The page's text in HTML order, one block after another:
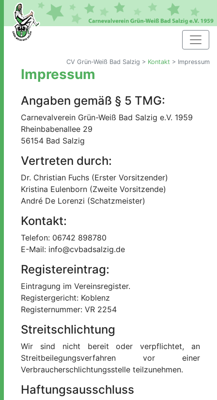
CV Grün-Weiß Bad Salzig > Kontakt > Impressum
Impressum
Angaben gemäß § 5 TMG:
Carnevalverein Grün-Weiß Bad Salzig e.V. 1959
Rheinbabenallee 29
56154 Bad Salzig
Vertreten durch:
Dr. Christian Fuchs (Erster Vorsitzender)
Kristina Eulenborn (Zweite Vorsitzende)
André De Lorenzi (Schatzmeister)
Kontakt:
Telefon: 06742 898780
E-Mail: info@cvbadsalzig.de
Registereintrag:
Eintragung im Vereinsregister.
Registergericht: Koblenz
Registernummer: VR 2254
Streitschlichtung
Wir sind nicht bereit oder verpflichtet, an
Streitbeilegungsverfahren vor einer
Verbraucherschlichtungsstelle teilzunehmen.
Haftungsausschluss